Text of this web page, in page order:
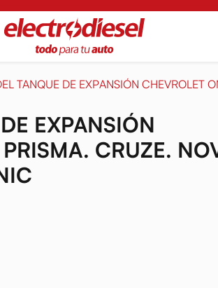
TANQUE DE EXPANSIÓN CHEVROLET
EXPANSIÓN
CRUZE.